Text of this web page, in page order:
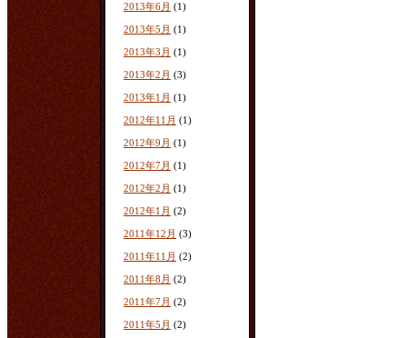
2013年6月 (1)
2013年5月 (1)
2013年3月 (1)
2013年2月 (3)
2013年1月 (1)
2012年11月 (1)
2012年9月 (1)
2012年7月 (1)
2012年2月 (1)
2012年1月 (2)
2011年12月 (3)
2011年11月 (2)
2011年8月 (2)
2011年7月 (2)
2011年5月 (2)